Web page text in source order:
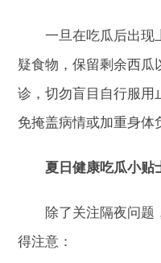
一旦在吃瓜后出现
疑食物，保留剩余西瓜
诊，切勿盲目自行服用
免掩盖病情或加重身体
夏日健康吃瓜小贴
除了关注隔夜问题
得注意：